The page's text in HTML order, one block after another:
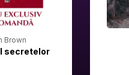
Brown
secretelor